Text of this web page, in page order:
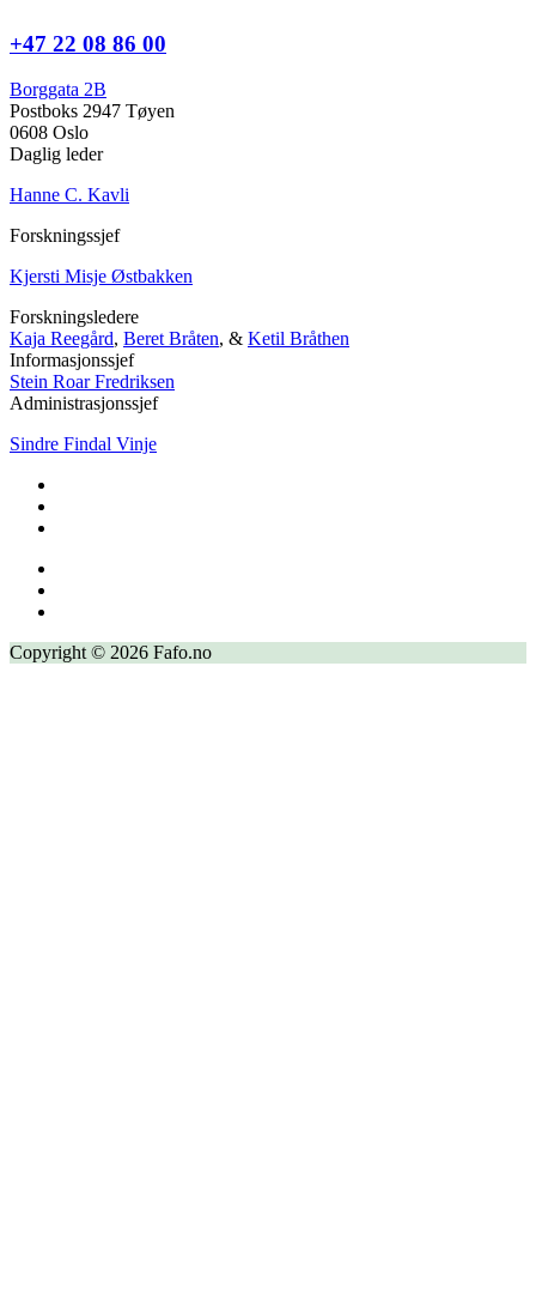
+47 22 08 86 00
Borggata 2B
Postboks 2947 Tøyen
0608 Oslo
Daglig leder
Hanne C. Kavli
Forskningssjef
Kjersti Misje Østbakken
Forskningsledere
Kaja Reegård, Beret Bråten, & Ketil Bråthen
Informasjonssjef
Stein Roar Fredriksen
Administrasjonssjef
Sindre Findal Vinje
Copyright © 2026 Fafo.no